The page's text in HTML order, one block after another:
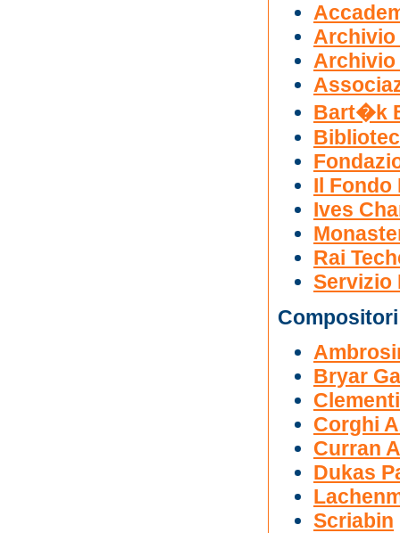
Archivio
Bart�k
Il Fondo
Ives
Rai
Servizio
Compositori
Bryar
Corghi
Curran
Dukas
Scriabin